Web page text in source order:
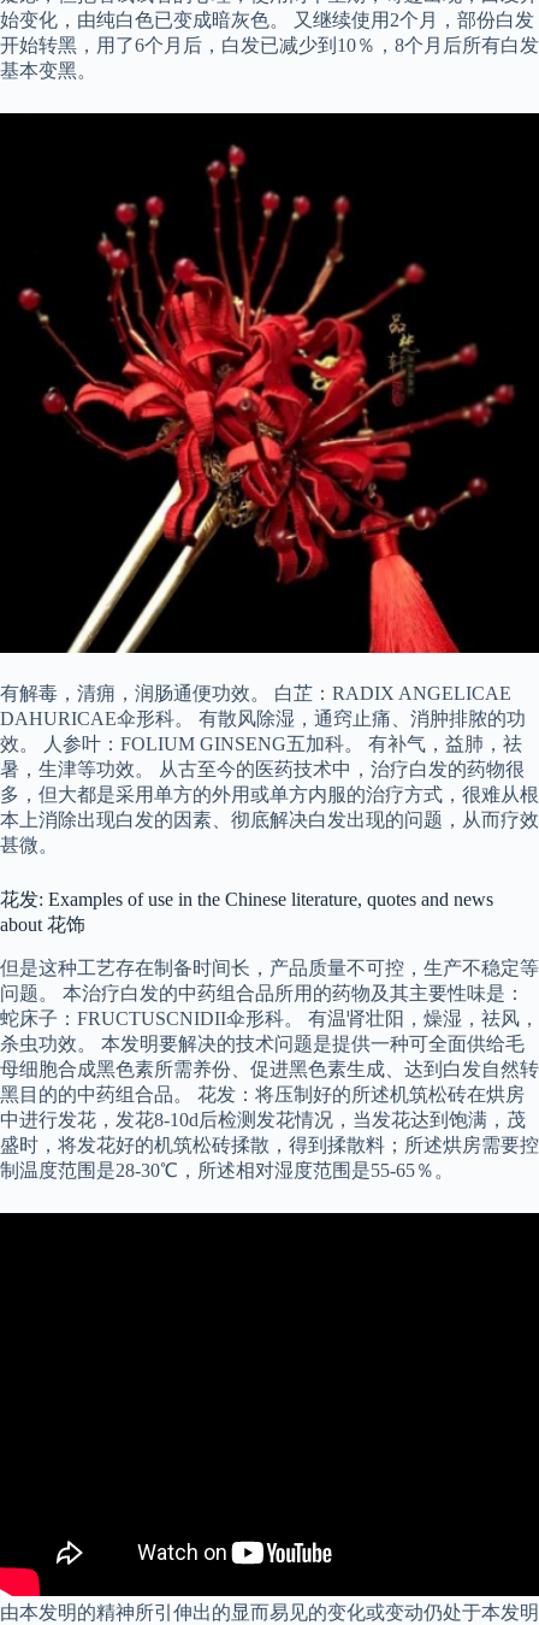
始变化，由纯白色已变成暗灰色。 又继续使用2个月，部份白发
开始转黑，用了6个月后，白发已减少到10％，8个月后所有白发
基本变黑。
有解毒，清痈，润肠通便功效。 白芷：RADIX ANGELICAE
DAHURICAE伞形科。 有散风除湿，通窍止痛、消肿排脓的功
效。 人参叶：FOLIUM GINSENG五加科。 有补气，益肺，祛
暑，生津等功效。 从古至今的医药技术中，治疗白发的药物很
多，但大都是采用单方的外用或单方内服的治疗方式，很难从根
本上消除出现白发的因素、彻底解决白发出现的问题，从而疗效
甚微。
花发: Examples of use in the Chinese literature, quotes and news
about 花饰
但是这种工艺存在制备时间长，产品质量不可控，生产不稳定等
问题。 本治疗白发的中药组合品所用的药物及其主要性味是：
蛇床子：FRUCTUSCNIDII伞形科。 有温肾壮阳，燥湿，祛风，
杀虫功效。 本发明要解决的技术问题是提供一种可全面供给毛
母细胞合成黑色素所需养份、促进黑色素生成、达到白发自然转
黑目的的中药组合品。 花发：将压制好的所述机筑松砖在烘房
中进行发花，发花8-10d后检测发花情况，当发花达到饱满，茂
盛时，将发花好的机筑松砖揉散，得到揉散料；所述烘房需要控
制温度范围是28-30℃，所述相对湿度范围是55-65％。
由本发明的精神所引伸出的显而易见的变化或变动仍处于本发明